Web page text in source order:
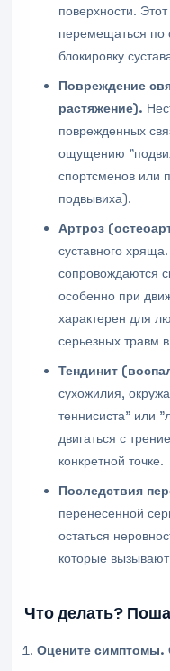
поверхности.
перемещаться по
блокировку
Повреждение
растяжение).
поврежденных
ощущению
спортсменов или
подвывиха).
Артроз
суставного
сопровождаются
особенно при
характерен для
серьезных травм
Тендинит
сухожилия,
теннисиста" или
двигаться с
конкретной точке.
Последствия
перенесенной
остаться
которые
Что делать?
Оцените симптомы.